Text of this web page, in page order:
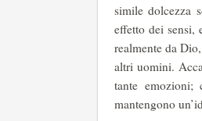
simile dolcezza
effetto dei sensi,
realmente da
altri uomini.
tante emozioni;
mantengono